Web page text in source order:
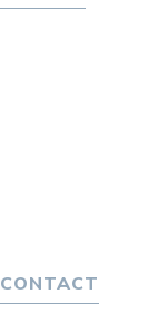
CONTACT